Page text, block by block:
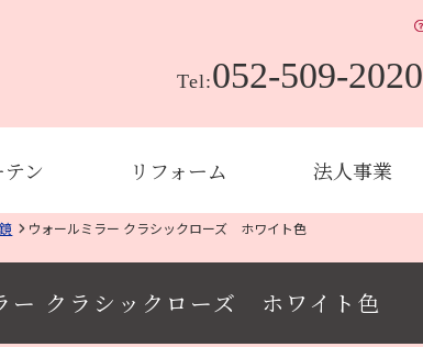
Tel:052-509-2020
ン リフォーム 法人事業
鏡 ウォールミラー クラシックローズ ホワイト色
ー クラシックローズ ホワイト色